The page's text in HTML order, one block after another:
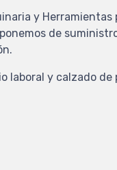
y
de
laboral y calzado de